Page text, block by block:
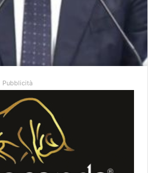
Pubblicità